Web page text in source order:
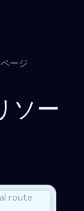
ージ
ソー